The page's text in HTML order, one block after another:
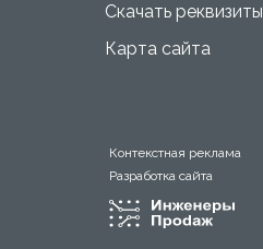
Скачать реквизиты
Карта сайта
Разработка сайта
Контекстная реклама